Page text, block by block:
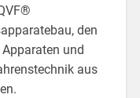
den
und
aus